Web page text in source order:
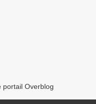
portail Overblog